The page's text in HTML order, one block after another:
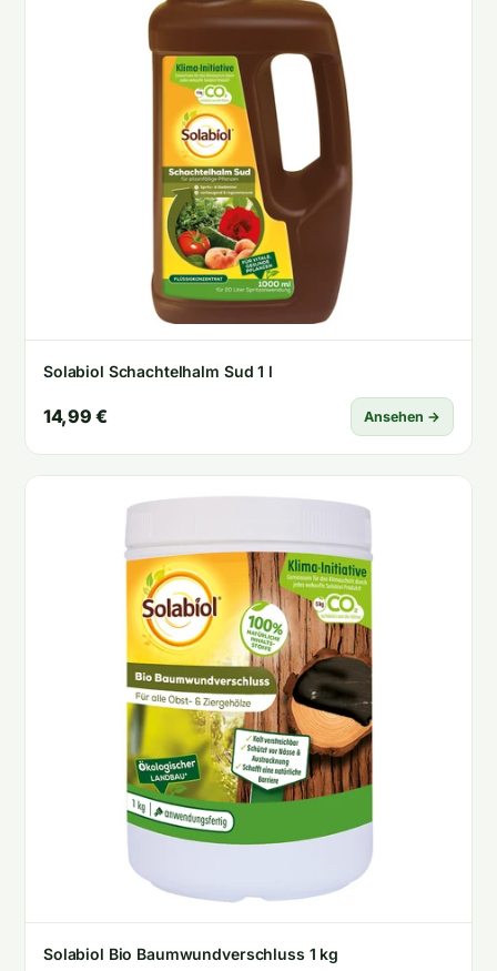
Solabiol Schachtelhalm Sud 1 l
14,99 € Ansehen →
Solabiol Bio Baumwundverschluss 1 kg